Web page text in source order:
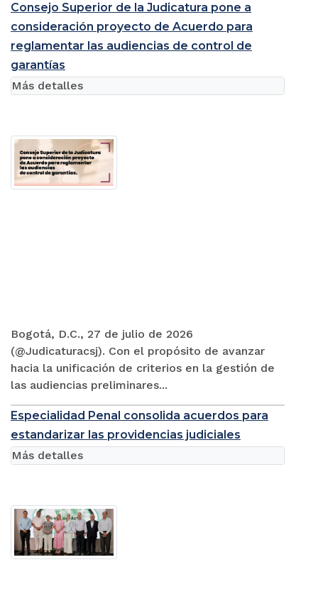
Consejo Superior de la Judicatura pone a
consideración proyecto de Acuerdo para
reglamentar las audiencias de control de
garantías
Bogotá, D.C., 27 de julio de 2026
(@Judicaturacsj). Con el propósito de avanzar
hacia la unificación de criterios en la gestión de
las audiencias preliminares...
Más detalles
Especialidad Penal consolida acuerdos para
estandarizar las providencias judiciales
Más detalles